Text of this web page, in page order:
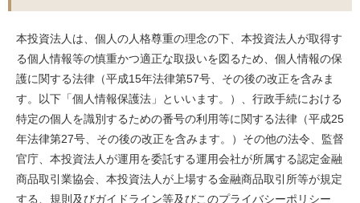
本投資法人は、個人の人格尊重の理念の下、本投資法人が取得す
る個人情報等の慎重かつ適正な取扱いを図るため、個人情報の保
護に関する法律（平成15年法律第57号、その後の改正を含みま
す。以下「個人情報保護法」といいます。）、行政手続における
特定の個人を識別するための番号の利用等に関する法律（平成25
年法律第27号、その後の改正を含みます。）その他の法令、監督
官庁、本投資法人が運用を委託する運用会社が所属する認定金融
商品取引業協会、本投資法人が上場する金融商品取引所等が規定
する、規則及びガイドライン等及びこのプライバシーポリシー